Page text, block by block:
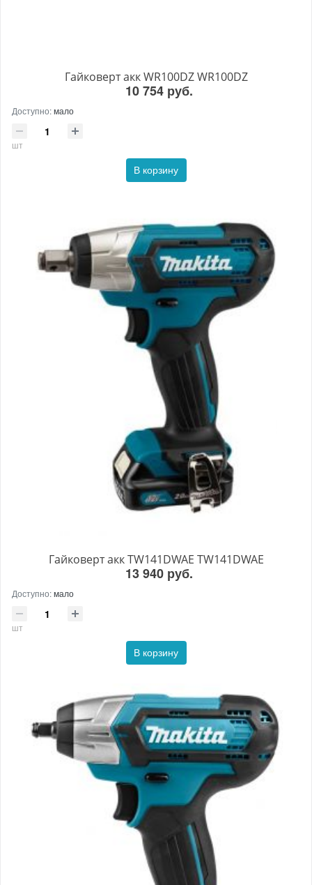
Гайковерт акк WR100DZ WR100DZ
10 754 руб.
Доступно:мало
шт
В корзину
Гайковерт акк TW141DWAE TW141DWAE
13 940 руб.
Доступно:мало
шт
В корзину